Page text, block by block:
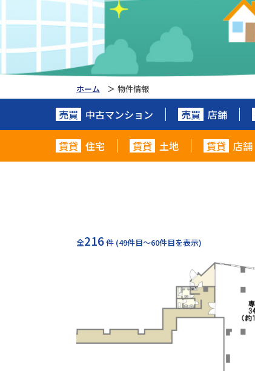
ホーム 物件情報
売買 中古マンション 売買 店舗
賃貸 住宅 賃貸 土地 賃貸 店舗
全216件 (49件目～60件目を表示)